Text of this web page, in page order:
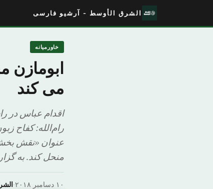
الشرق الأوسط - آرشیو فارسی
خاورمیانه
ابومازن
می کند
اقدام عباس در
رام‌الله: کفاح
عنوان «نقش بخش
منحل کند. به
· ۱۰ دسامبر ۲۰۱۸